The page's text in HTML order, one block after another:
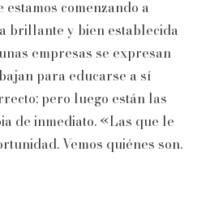
comenzando a
brillante y bien establecida
empresas se expresan
para educarse a sí
pero luego están las
de inmediato. «Las que le
Vemos quiénes son.